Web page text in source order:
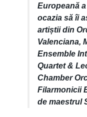
Europeană
ocazia să îi
artiștii din
Valenciana,
Ensemble
Quartet &
Chamber
Filarmonicii
de maestrul